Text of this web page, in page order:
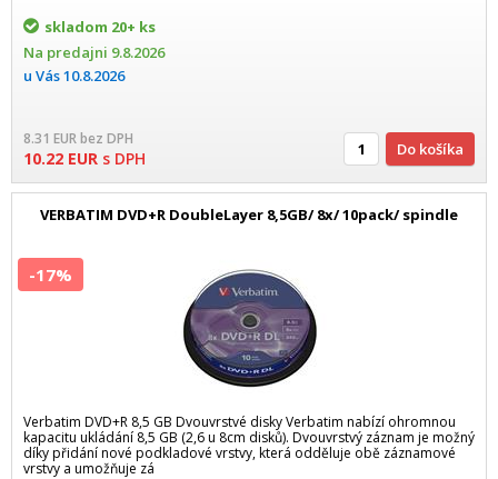
skladom 20+ ks
Na predajni 9.8.2026
u Vás10.8.2026
8.31 EURbez DPH
10.22 EUR s DPH Do košíka
VERBATIM DVD+R DoubleLayer 8,5GB/ 8x/ 10pack/ spindle
Verbatim DVD+R 8,5 GB Dvouvrstvé disky Verbatim nabízí ohromnou
kapacitu ukládání 8,5 GB (2,6 u 8cm disků). Dvouvrstvý záznam je možný
díky přidání nové podkladové vrstvy, která odděluje obě záznamové
vrstvy a umožňuje zá
-17%